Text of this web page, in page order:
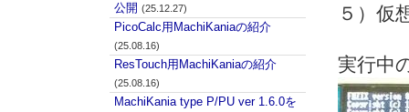
５）仮
実行中
公開 (25.12.27)
PicoCalc用MachiKaniaの紹介
(25.08.16)
ResTouch用MachiKaniaの紹介
(25.08.16)
MachiKania type P/PU ver 1.6.0を